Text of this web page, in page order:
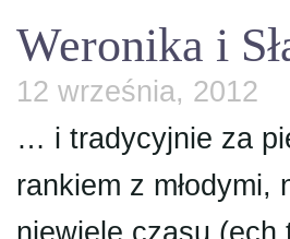
Weronika i
12 września, 2012
… i tradycyjnie za
rankiem z
niewiele czasu